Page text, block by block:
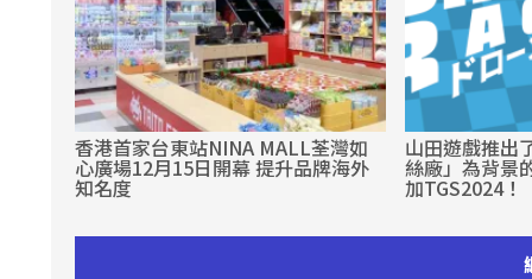
香港首家台東站NINA MALL荃灣如
心廣場12月15日開幕 提升品牌海外
知名度
山田遊戲推出
絲廠」為背景
加TGS2024！